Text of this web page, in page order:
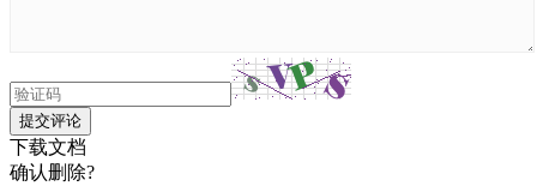
提交评论
下载文档
确认删除?